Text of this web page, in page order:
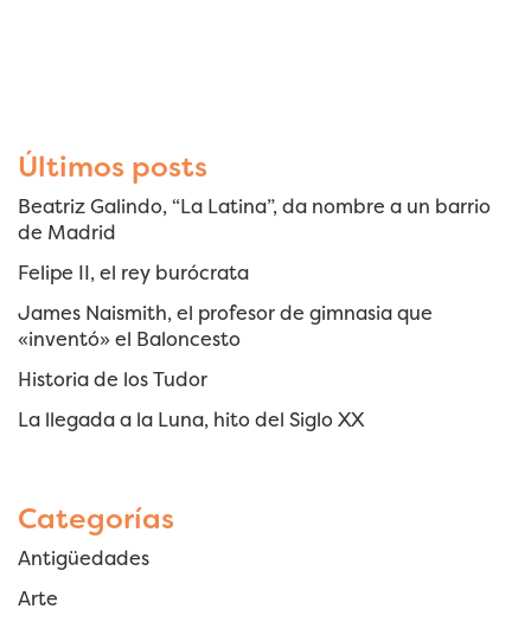
Últimos posts
Beatriz Galindo, “La Latina”, da nombre a un barrio
de Madrid
Felipe II, el rey burócrata
James Naismith, el profesor de gimnasia que
«inventó» el Baloncesto
Historia de los Tudor
La llegada a la Luna, hito del Siglo XX
Categorías
Antigüedades
Arte